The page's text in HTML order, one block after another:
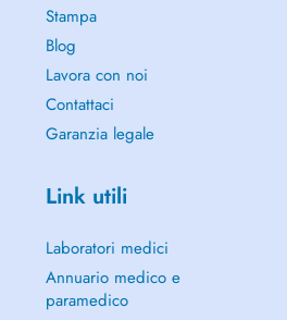
Stampa
Blog
Lavora con noi
Contattaci
Garanzia legale
Link utili
Laboratori medici
Annuario medico e
paramedico